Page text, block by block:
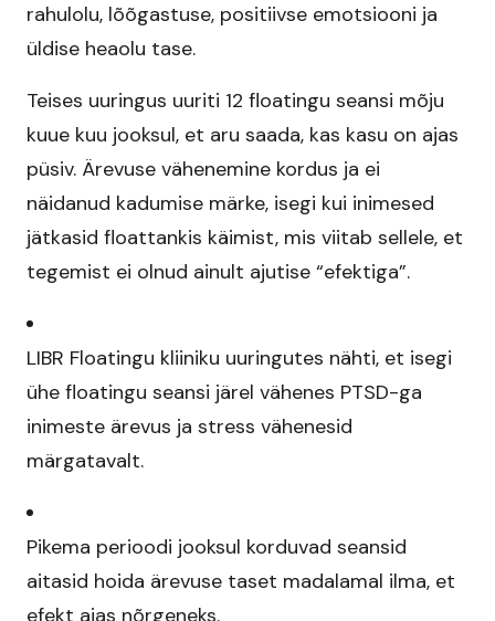
rahulolu, lõõgastuse, positiivse emotsiooni ja
üldise heaolu tase.​
Teises uuringus uuriti 12 floatingu seansi mõju
kuue kuu jooksul, et aru saada, kas kasu on ajas
püsiv. Ärevuse vähenemine kordus ja ei
näidanud kadumise märke, isegi kui inimesed
jätkasid floattankis käimist, mis viitab sellele, et
tegemist ei olnud ainult ajutise “efektiga”.​
LIBR Floatingu kliiniku uuringutes nähti, et isegi
ühe floatingu seansi järel vähenes PTSD-ga
inimeste ärevus ja stress vähenesid
märgatavalt.​
Pikema perioodi jooksul korduvad seansid
aitasid hoida ärevuse taset madalamal ilma, et
efekt ajas nõrgeneks.​